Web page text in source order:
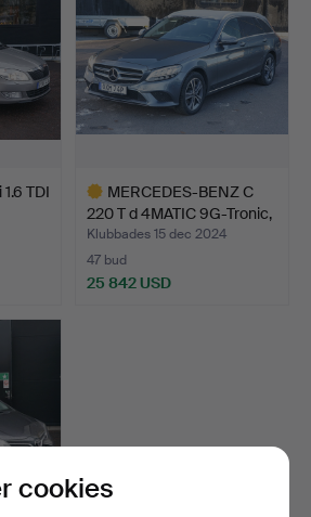
TDI
MERCEDES-BENZ C
220 T d 4MATIC 9G-Tronic,
…
Klubbades 15 dec 2024
47 bud
25 842 USD
cookies